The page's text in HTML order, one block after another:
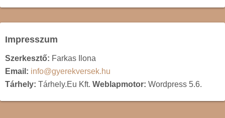
Impresszum
Szerkesztő: Farkas Ilona
Email: info@gyerekversek.hu
Tárhely: Tárhely.Eu Kft. Weblapmotor: Wordpress 5.6.